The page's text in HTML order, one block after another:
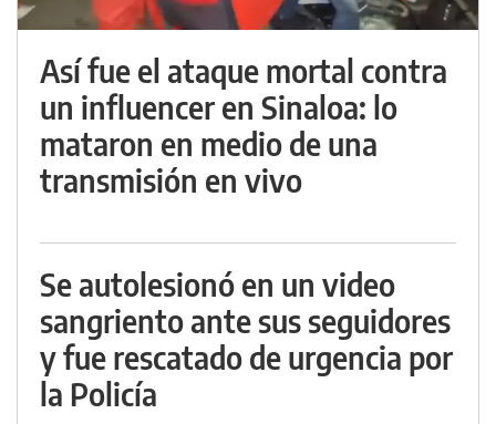
Así fue el ataque mortal contra
un influencer en Sinaloa: lo
mataron en medio de una
transmisión en vivo
Se autolesionó en un video
sangriento ante sus seguidores
y fue rescatado de urgencia por
la Policía